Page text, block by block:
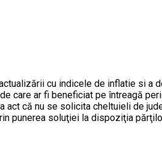
cu indicele de inflatie si a
ar fi beneficiat pe întreagă
că nu se solicita cheltuieli de
punerea soluţiei la dispoziţia